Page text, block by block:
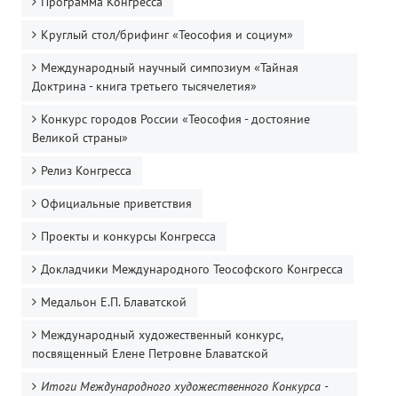
Круглый стол/брифинг «Теософия и социум»
Международный научный симпозиум «Тайная
Доктрина - книга третьего тысячелетия»
Конкурс городов России «Теософия - достояние
Великой страны»
Релиз Конгресса
Официальные приветствия
Проекты и конкурсы Конгресса
Докладчики Международного Теософского Конгресса
Медальон Е.П. Блаватской
Международный художественный конкурс,
посвященный Елене Петровне Блаватской
Итоги Международного художественного Конкурса -